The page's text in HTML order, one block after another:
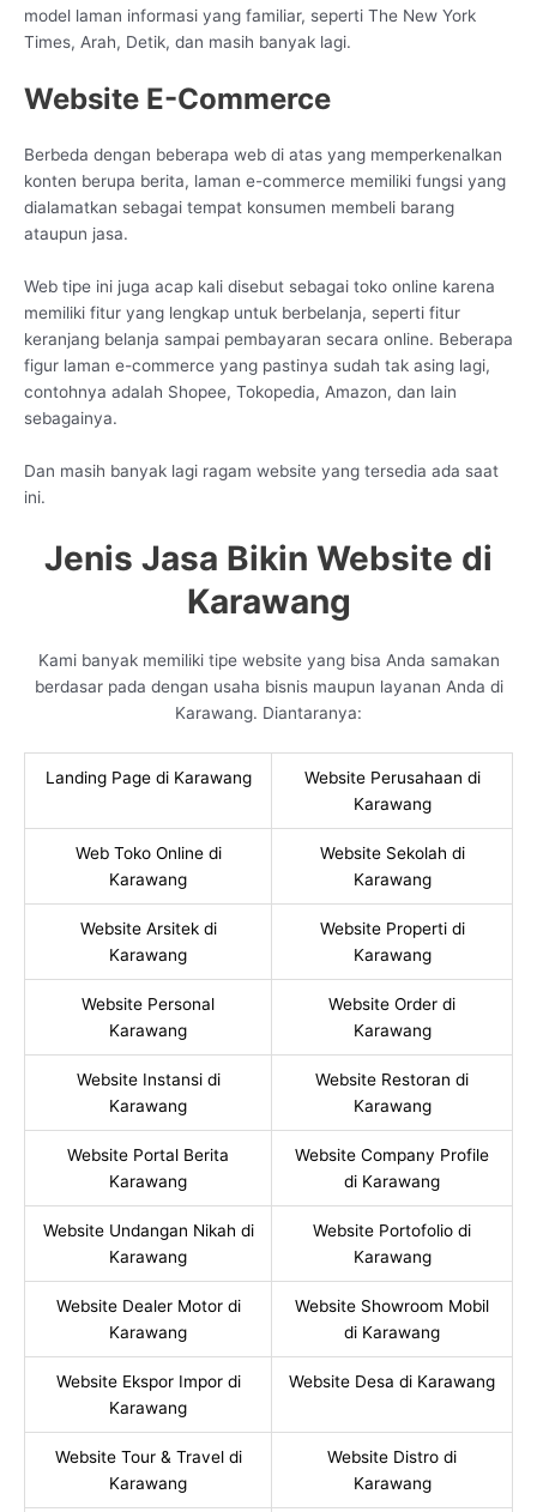
model laman informasi yang familiar, seperti The New York
Times, Arah, Detik, dan masih banyak lagi.
Website E-Commerce
Berbeda dengan beberapa web di atas yang memperkenalkan
konten berupa berita, laman e-commerce memiliki fungsi yang
dialamatkan sebagai tempat konsumen membeli barang
ataupun jasa.
Web tipe ini juga acap kali disebut sebagai toko online karena
memiliki fitur yang lengkap untuk berbelanja, seperti fitur
keranjang belanja sampai pembayaran secara online. Beberapa
figur laman e-commerce yang pastinya sudah tak asing lagi,
contohnya adalah Shopee, Tokopedia, Amazon, dan lain
sebagainya.
Dan masih banyak lagi ragam website yang tersedia ada saat
ini.
Jenis Jasa Bikin Website di
Karawang
Kami banyak memiliki tipe website yang bisa Anda samakan
berdasar pada dengan usaha bisnis maupun layanan Anda di
Karawang. Diantaranya:
Landing Page di Karawang
Website Perusahaan di
Karawang
Web Toko Online di
Karawang
Website Sekolah di
Karawang
Website Arsitek di
Karawang
Website Properti di
Karawang
Website Personal
Karawang
Website Order di
Karawang
Website Instansi di
Karawang
Website Restoran di
Karawang
Website Portal Berita
Karawang
Website Company Profile
di Karawang
Website Undangan Nikah di
Karawang
Website Portofolio di
Karawang
Website Dealer Motor di
Karawang
Website Showroom Mobil
di Karawang
Website Ekspor Impor di
Karawang
Website Desa di Karawang
Website Tour & Travel di
Karawang
Website Distro di
Karawang